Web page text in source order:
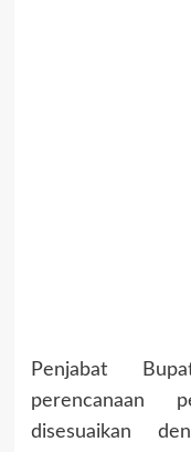
Penjabat
perencanaan
disesuaikan